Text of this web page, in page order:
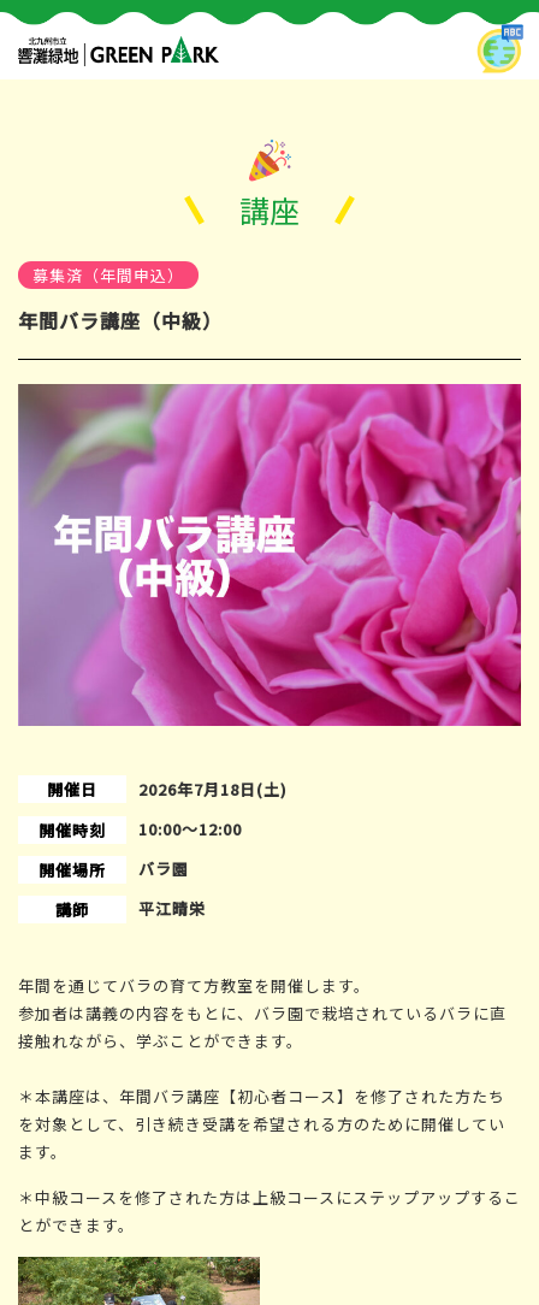
講座
募集済（年間申込）
年間バラ講座（中級）
開催日
2026年7月18日(土)
開催時刻
10:00〜12:00
開催場所
バラ園
講師
平江晴栄
年間を通じてバラの育て方教室を開催します。
参加者は講義の内容をもとに、バラ園で栽培されているバラに直
接触れながら、学ぶことができます。
＊本講座は、年間バラ講座【初心者コース】を修了された方たち
を対象として、引き続き受講を希望される方のために開催してい
ます。
＊中級コースを修了された方は上級コースにステップアップするこ
とができます。